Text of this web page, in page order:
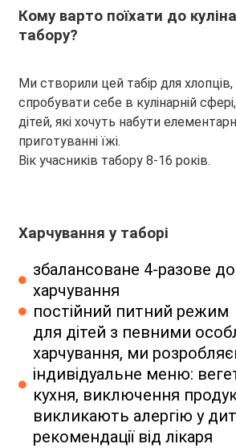
Кому варто поїхати до
табору?
Ми створили цей табір для хлопців,
спробувати себе в кулінарній
дітей, які хочуть набути
приготуванні їжі.
Вік учасників табору 8-16 років.
Харчування у таборі
збалансоване 4-разове
харчування
постійний питний режим
для дітей з певними
харчування, ми
індивідуальне меню:
кухня, виключення
викликають алергію у
рекомендації від лікаря